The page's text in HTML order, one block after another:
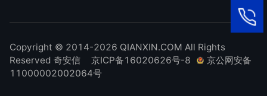
在线客
进出口合规声明
Copyright © 2014-2026 QIANXIN.COM All Rights
Reserved 奇安信
京ICP备16020626号-8
京公网安备
11000002002064号